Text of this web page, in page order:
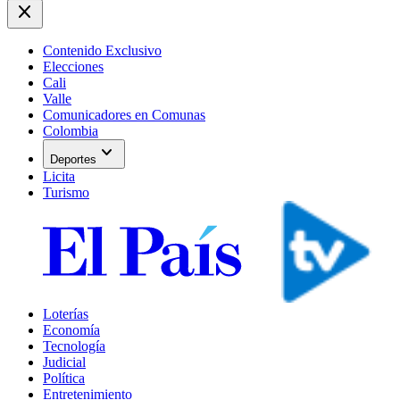
close
Contenido Exclusivo
Elecciones
Cali
Valle
Comunicadores en Comunas
Colombia
Deportes expand_more
Licita
Turismo
Loterías
Economía
Tecnología
Judicial
Política
Entretenimiento